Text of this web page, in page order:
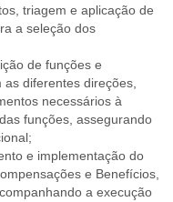
triagem e aplicação de
a seleção dos
de funções e
diferentes direções,
necessários à
funções, assegurando
e implementação do
e Benefícios,
a execução